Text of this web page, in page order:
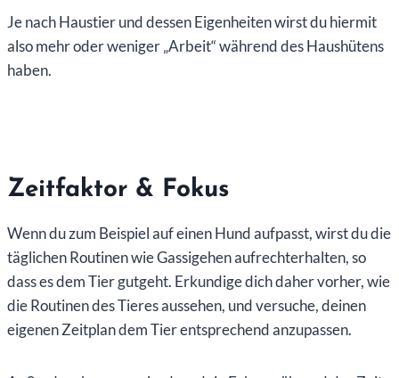
Je nach Haustier und dessen Eigenheiten wirst du hiermit
also mehr oder weniger „Arbeit“ während des Haushütens
haben.
Zeitfaktor & Fokus
Wenn du zum Beispiel auf einen Hund aufpasst, wirst du die
täglichen Routinen wie Gassigehen aufrechterhalten, so
dass es dem Tier gutgeht. Erkundige dich daher vorher, wie
die Routinen des Tieres aussehen, und versuche, deinen
eigenen Zeitplan dem Tier entsprechend anzupassen.